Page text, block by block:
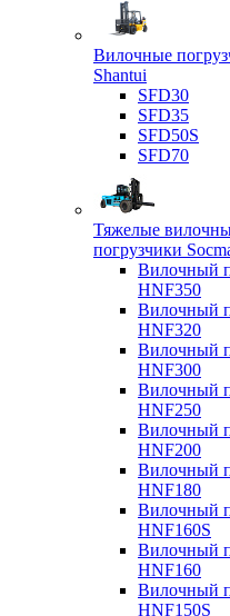
Вилочные
Shantui
SFD30
SFD35
SFD50S
SFD70
Тяжелые
погрузчики
Вилочный
HNF350
Вилочный
HNF320
Вилочный
HNF300
Вилочный
HNF250
Вилочный
HNF200
Вилочный
HNF180
Вилочный
HNF160S
Вилочный
HNF160
Вилочный
HNF150S